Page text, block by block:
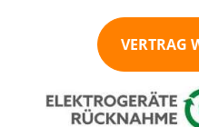
VERTRAG